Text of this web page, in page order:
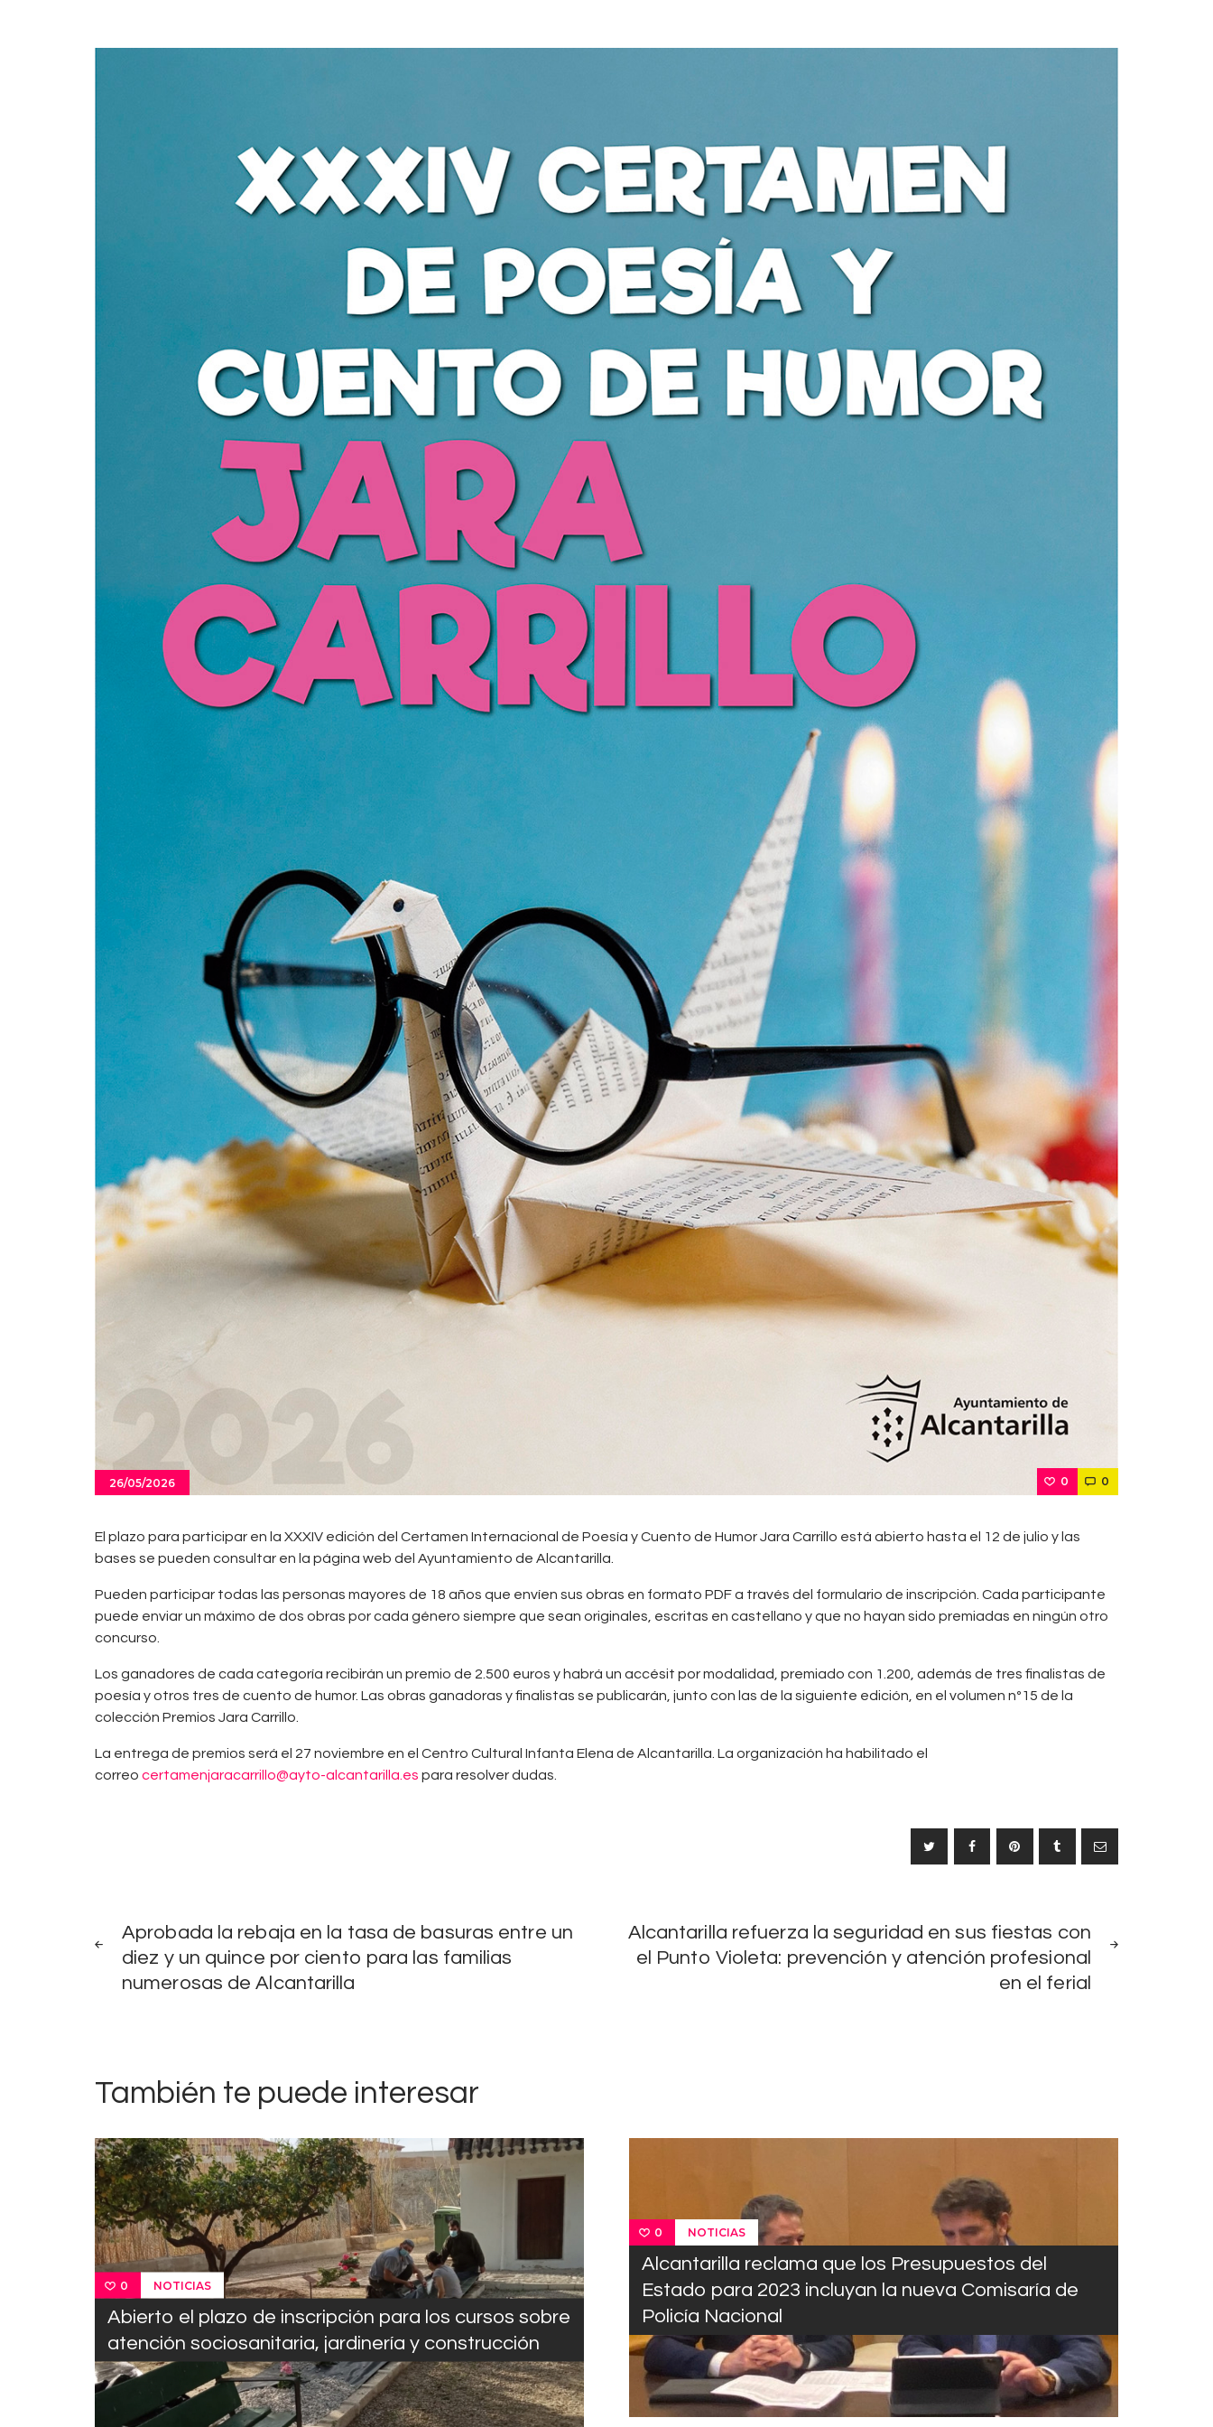
26/05/2026 0 0
El plazo para participar en la XXXIV edición del Certamen Internacional de Poesía y Cuento de Humor Jara Carrillo está abierto hasta el 12 de julio y las
bases se pueden consultar en la página web del Ayuntamiento de Alcantarilla.
Pueden participar todas las personas mayores de 18 años que envíen sus obras en formato PDF a través del formulario de inscripción. Cada participante
puede enviar un máximo de dos obras por cada género siempre que sean originales, escritas en castellano y que no hayan sido premiadas en ningún otro
concurso.
Los ganadores de cada categoría recibirán un premio de 2.500 euros y habrá un accésit por modalidad, premiado con 1.200, además de tres finalistas de
poesía y otros tres de cuento de humor. Las obras ganadoras y finalistas se publicarán, junto con las de la siguiente edición, en el volumen nº15 de la
colección Premios Jara Carrillo.
La entrega de premios será el 27 noviembre en el Centro Cultural Infanta Elena de Alcantarilla. La organización ha habilitado el
correo certamenjaracarrillo@ayto-alcantarilla.es para resolver dudas.
Navegación
de
entradas
ANTERIORES
Aprobada la rebaja en la tasa de basuras entre un
diez y un quince por ciento para las familias
numerosas de Alcantarilla
Alcantarilla refuerza la seguridad en sus fiestas con
el Punto Violeta: prevención y atención profesional
en el ferial
También te puede interesar
0 NOTICIAS
Abierto el plazo de inscripción para los cursos sobre
atención sociosanitaria, jardinería y construcción
0 NOTICIAS
Alcantarilla reclama que los Presupuestos del
Estado para 2023 incluyan la nueva Comisaría de
Policía Nacional